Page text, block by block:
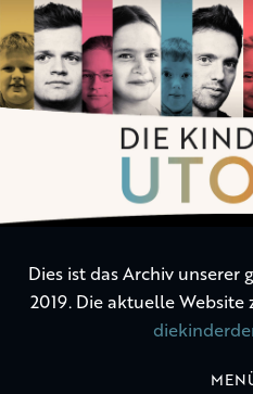
Die
Kinder
der
Dies ist das Archiv unserer
2019. Die aktuelle